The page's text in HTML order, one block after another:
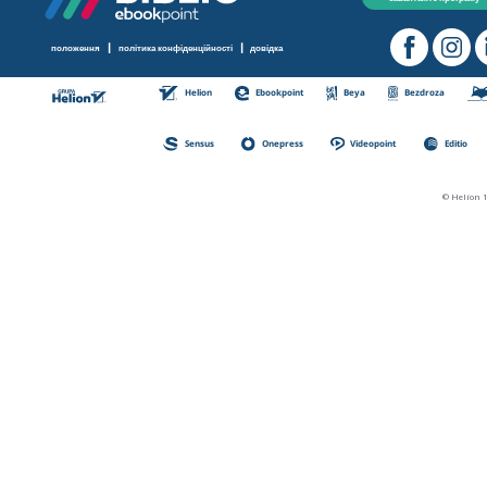
положення | політика конфіденційності | довідка
Helion Ebookpoint Beya Bezdroza
Sensus Onepress Videopoint Editio
© Helion